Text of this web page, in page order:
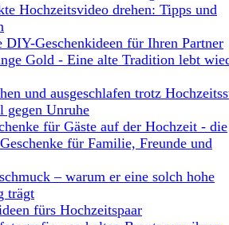
Hochzeitsvideo drehen: Tipps und
DIY-Geschenkideen für Ihren Partner
Gold - Eine alte Tradition lebt
und ausgeschlafen trotz
Unruhe
für Gäste auf der Hochzeit - die
für Familie, Freunde und
– warum er eine solch hohe
trägt
fürs Hochzeitspaar